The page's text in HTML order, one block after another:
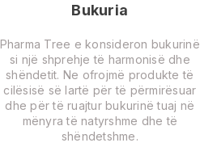
Bukuria
Pharma Tree e konsideron bukurinë
si një shprehje të harmonisë dhe
shëndetit. Ne ofrojmë produkte të
cilësisë së lartë për të përmirësuar
dhe për të ruajtur bukurinë tuaj në
mënyra të natyrshme dhe të
shëndetshme.